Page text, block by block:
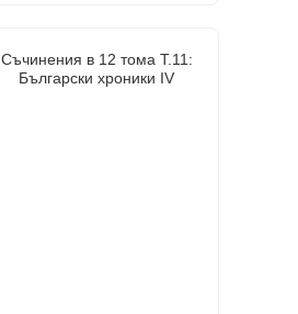
Съчинения в 12 тома Т.11:
Български хроники IV